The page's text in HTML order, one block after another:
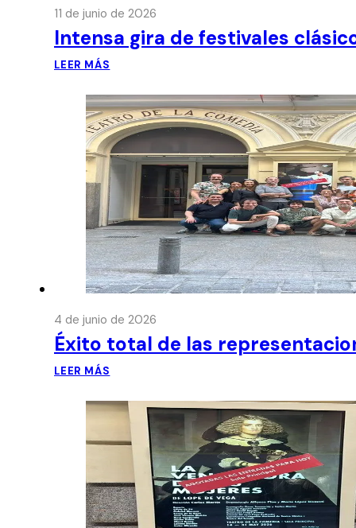
11 de junio de 2026
Intensa gira de festivales
LEER MÁS
4 de junio de 2026
Éxito total de las
LEER MÁS